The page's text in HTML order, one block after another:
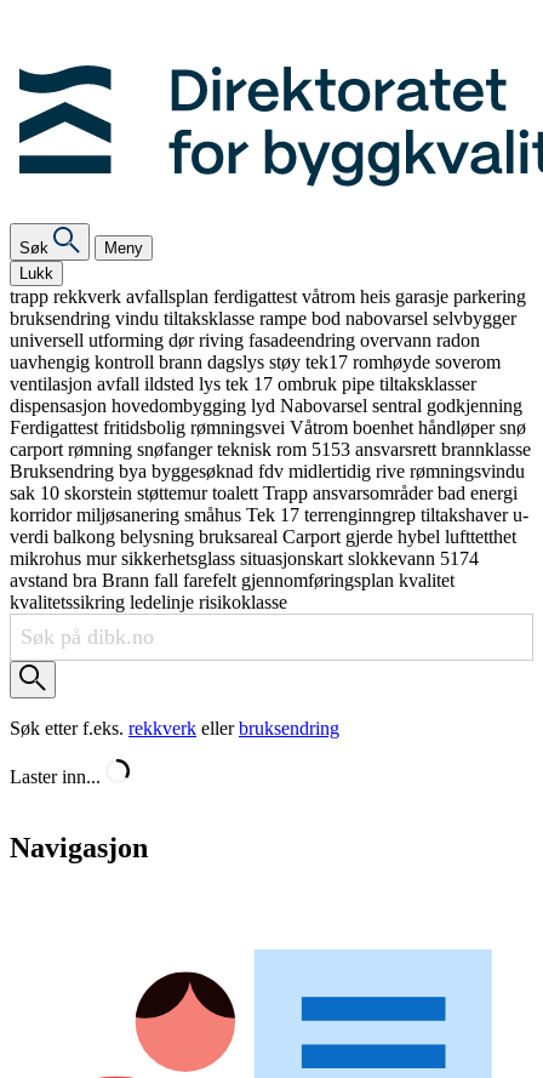
Søk
Meny
Lukk
trapp rekkverk avfallsplan ferdigattest våtrom heis garasje parkering
bruksendring vindu tiltaksklasse rampe bod nabovarsel selvbygger
universell utforming dørriving fasadeendring overvann radon
uavhengig kontroll brann dagslys støy tek17 romhøyde soverom
ventilasjon avfall ildsted lys tek 17 ombruk pipe tiltaksklasser
dispensasjon hovedombygging lyd Nabovarsel sentral godkjenning
Ferdigattest fritidsbolig rømningsvei Våtrom boenhet håndløpersnø
carport rømning snøfangerteknisk rom 5153 ansvarsrett brannklasse
Bruksendring bya byggesøknad fdv midlertidig rive rømningsvindu
sak 10 skorstein støttemurtoalett Trapp ansvarsområderbad energi
korridormiljøsanering småhus Tek 17 terrenginngrep tiltakshaveru-
verdi balkong belysning bruksareal Carport gjerde hybel lufttetthet
mikrohus mursikkerhetsglass situasjonskart slokkevann 5174
avstand bra Brann fall farefelt gjennomføringsplan kvalitet
kvalitetssikring ledelinje risikoklasse
Søk etter f.eks. rekkverk ellerbruksendring
Laster inn...
Navigasjon